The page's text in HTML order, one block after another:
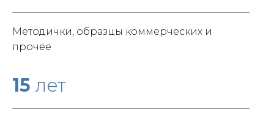
Методички, образцы коммерческих и
прочее
15 лет